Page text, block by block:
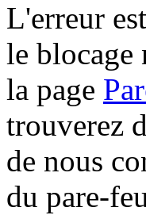
L'erreur
le blocage
la page
trouverez
de nous
du pare-